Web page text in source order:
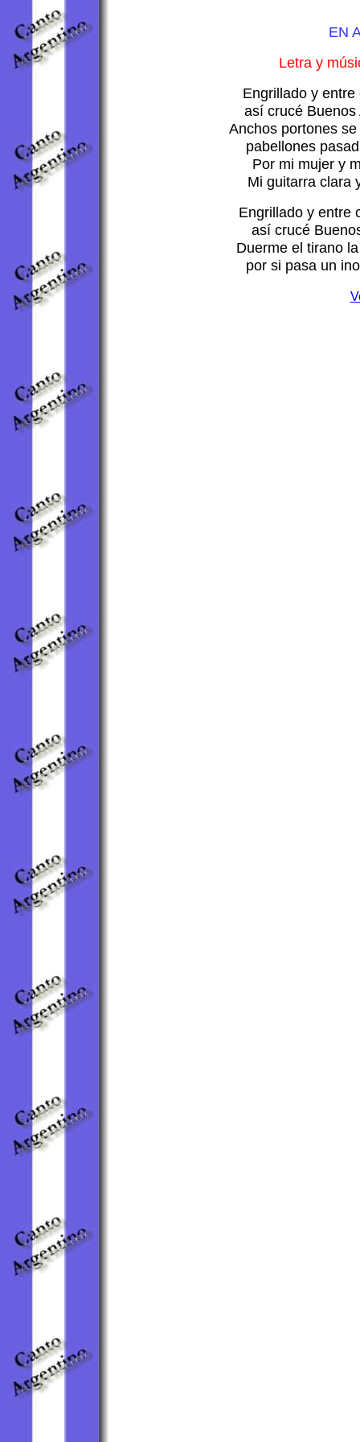
EN
Letra y
Engrillado y
así crucé
Anchos portones
pabellones
Por mi mujer y
Mi guitarra clara
Engrillado y entre
así crucé
Duerme el tirano
por si pasa un